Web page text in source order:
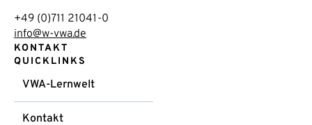
+49 (0)711 21041-0
info@w-vwa.de
KONTAKT
QUICKLINKS
VWA-Lernwelt
Kontakt